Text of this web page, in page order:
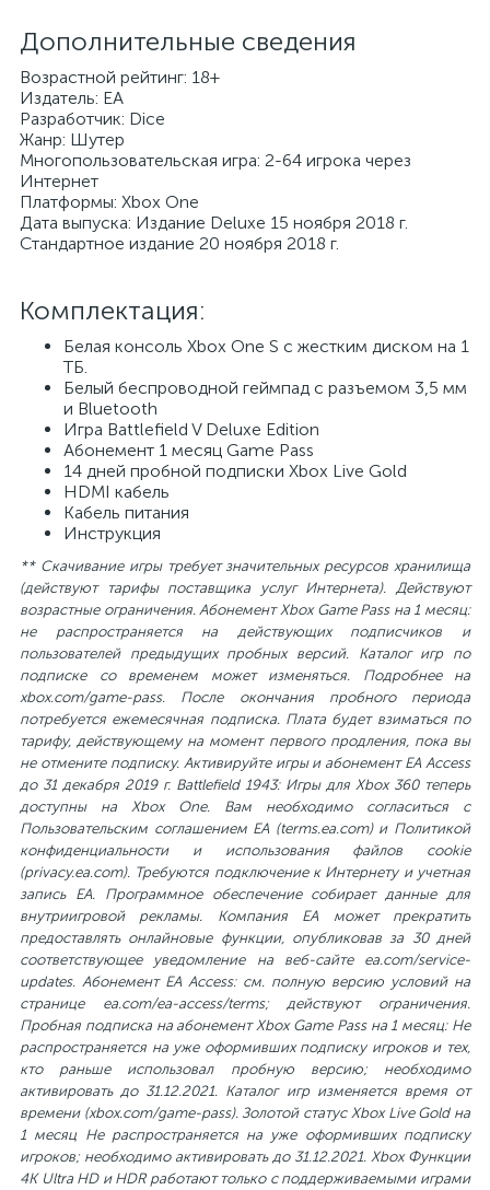
Дополнительные сведения
Возрастной рейтинг: 18+
Издатель: EA
Разработчик: Dice
Жанр: Шутер
Многопользовательская игра: 2-64 игрока через
Интернет
Платформы: Xbox One
Дата выпуска: Издание Deluxe 15 ноября 2018 г.
Стандартное издание 20 ноября 2018 г.
Комплектация:
Белая консоль Xbox One S с жестким диском на 1
ТБ.
Белый беспроводной геймпад с разъемом 3,5 мм
и Bluetooth
Игра Battlefield V Deluxe Edition
Абонемент 1 месяц Game Pass
14 дней пробной подписки Xbox Live Gold
HDMI кабель
Кабель питания
Инструкция
** Скачивание игры требует значительных ресурсов хранилища
(действуют тарифы поставщика услуг Интернета). Действуют
возрастные ограничения. Абонемент Xbox Game Pass на 1 месяц:
не распространяется на действующих подписчиков и
пользователей предыдущих пробных версий. Каталог игр по
подписке со временем может изменяться. Подробнее на
xbox.com/game-pass. После окончания пробного периода
потребуется ежемесячная подписка. Плата будет взиматься по
тарифу, действующему на момент первого продления, пока вы
не отмените подписку. Активируйте игры и абонемент EA Access
до 31 декабря 2019 г. Battlefield 1943: Игры для Xbox 360 теперь
доступны на Xbox One. Вам необходимо согласиться с
Пользовательским соглашением EA (terms.ea.com) и Политикой
конфиденциальности и использования файлов сookie
(privacy.ea.com). Требуются подключение к Интернету и учетная
запись EA. Программное обеспечение собирает данные для
внутриигровой рекламы. Компания EA может прекратить
предоставлять онлайновые функции, опубликовав за 30 дней
соответствующее уведомление на веб-сайте ea.com/service-
updates. Абонемент EA Access: см. полную версию условий на
странице ea.com/ea-access/terms; действуют ограничения.
Пробная подписка на абонемент Xbox Game Pass на 1 месяц: Не
распространяется на уже оформивших подписку игроков и тех,
кто раньше использовал пробную версию; необходимо
активировать до 31.12.2021. Каталог игр изменяется время от
времени (xbox.com/game-pass). Золотой статус Xbox Live Gold на
1 месяц Не распространяется на уже оформивших подписку
игроков; необходимо активировать до 31.12.2021. Xbox Функции
4K Ultra HD и HDR работают только с поддерживаемыми играми